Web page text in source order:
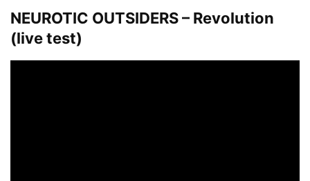
NEUROTIC OUTSIDERS – Revolution
(live test)